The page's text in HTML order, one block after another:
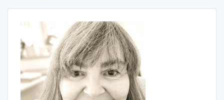
vermitteln keine Mediationen, sondern stellen die Plattform
zur Verfügung, um Ihnen die Suche zu erleichtern.